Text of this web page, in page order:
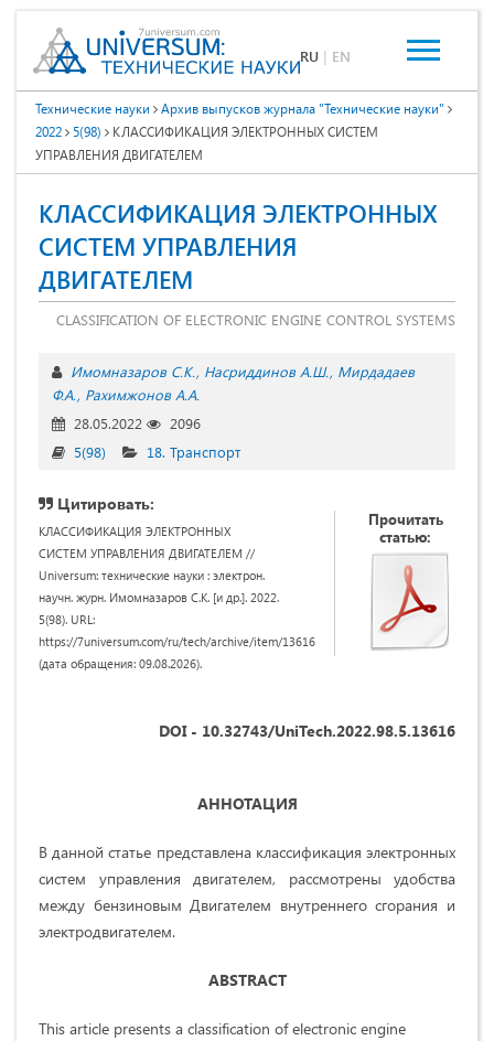
RU | EN
Технические науки
Архив выпусков журнала "Технические науки"
2022
5(98)
КЛАССИФИКАЦИЯ ЭЛЕКТРОННЫХ СИСТЕМ
УПРАВЛЕНИЯ ДВИГАТЕЛЕМ
КЛАССИФИКАЦИЯ ЭЛЕКТРОННЫХ
СИСТЕМ УПРАВЛЕНИЯ
ДВИГАТЕЛЕМ
CLASSIFICATION OF ELECTRONIC ENGINE CONTROL SYSTEMS
Имомназаров С.К. Насриддинов А.Ш. Мирдадаев
Ф.А. Рахимжонов А.А.
28.05.2022
2096
5(98)
18. Транспорт
Цитировать:
КЛАССИФИКАЦИЯ ЭЛЕКТРОННЫХ
СИСТЕМ УПРАВЛЕНИЯ ДВИГАТЕЛЕМ //
Universum: технические науки : электрон.
научн. журн. Имомназаров С.К. [и др.]. 2022.
5(98). URL:
https://7universum.com/ru/tech/archive/item/13616
(дата обращения: 09.08.2026).
Прочитать
статью:
DOI - 10.32743/UniTech.2022.98.5.13616
АННОТАЦИЯ
В данной статье представлена классификация электронных
систем управления двигателем, рассмотрены удобства
между бензиновым Двигателем внутреннего сгорания и
электродвигателем.
ABSTRACT
This article presents a classification of electronic engine